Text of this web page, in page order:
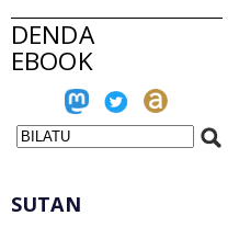
DENDA
EBOOK
SUTAN